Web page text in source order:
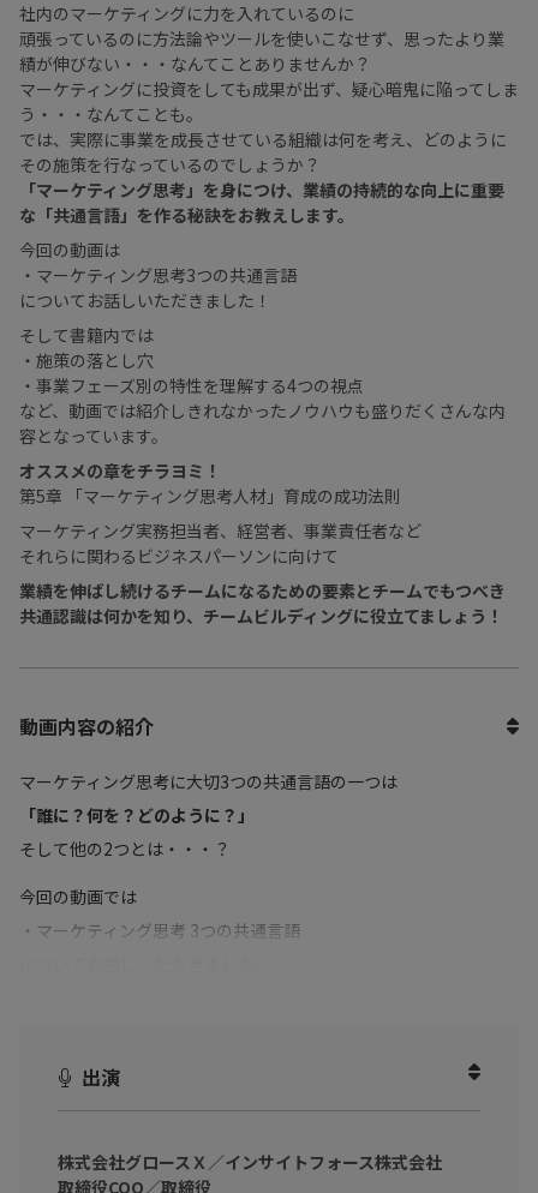
社内のマーケティングに力を入れているのに
頑張っているのに方法論やツールを使いこなせず、思ったより業
績が伸びない・・・なんてことありませんか？
マーケティングに投資をしても成果が出ず、疑心暗鬼に陥ってしま
う・・・なんてことも。
では、実際に事業を成長させている組織は何を考え、どのように
その施策を行なっているのでしょうか？
「マーケティング思考」を身につけ、業績の持続的な向上に重要
な「共通言語」を作る秘訣をお教えします。
今回の動画は
・マーケティング思考3つの共通言語
についてお話しいただきました！
そして書籍内では
・施策の落とし穴
・事業フェーズ別の特性を理解する4つの視点
など、動画では紹介しきれなかったノウハウも盛りだくさんな内
容となっています。
オススメの章をチラヨミ！
第5章 「マーケティング思考人材」育成の成功法則
マーケティング実務担当者、経営者、事業責任者など
それらに関わるビジネスパーソンに向けて
業績を伸ばし続けるチームになるための要素とチームでもつべき
共通認識は何かを知り、チームビルディングに役立てましょう！
動画内容の紹介
マーケティング思考に大切3つの共通言語の一つは
「誰に？何を？どのように？」
そして他の2つとは・・・？
今回の動画では
・マーケティング思考 3つの共通言語
業績を伸ばし続けるチームになるための要素とチームでもつべき
出演
株式会社グロースＸ／インサイトフォース株式会社
取締役COO／取締役